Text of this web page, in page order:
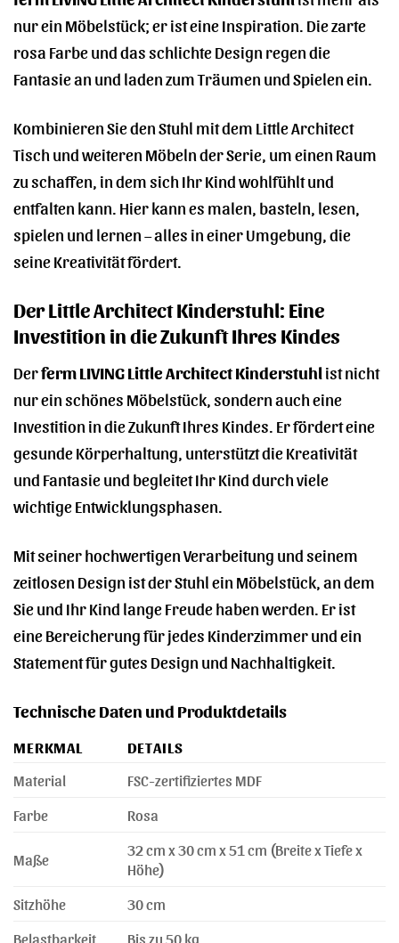
nur ein Möbelstück; er ist eine Inspiration. Die zarte
rosa Farbe und das schlichte Design regen die
Fantasie an und laden zum Träumen und Spielen ein.
Kombinieren Sie den Stuhl mit dem Little Architect
Tisch und weiteren Möbeln der Serie, um einen Raum
zu schaffen, in dem sich Ihr Kind wohlfühlt und
entfalten kann. Hier kann es malen, basteln, lesen,
spielen und lernen – alles in einer Umgebung, die
seine Kreativität fördert.
Der Little Architect Kinderstuhl: Eine
Investition in die Zukunft Ihres Kindes
Derferm LIVING Little Architect Kinderstuhl ist nicht
nur ein schönes Möbelstück, sondern auch eine
Investition in die Zukunft Ihres Kindes. Er fördert eine
gesunde Körperhaltung, unterstützt die Kreativität
und Fantasie und begleitet Ihr Kind durch viele
wichtige Entwicklungsphasen.
Mit seiner hochwertigen Verarbeitung und seinem
zeitlosen Design ist der Stuhl ein Möbelstück, an dem
Sie und Ihr Kind lange Freude haben werden. Er ist
eine Bereicherung für jedes Kinderzimmer und ein
Statement für gutes Design und Nachhaltigkeit.
Technische Daten und Produktdetails
MERKMAL
DETAILS
Material
FSC-zertifiziertes MDF
Farbe
Rosa
Maße
32 cm x 30 cm x 51 cm (Breite x Tiefe x
Höhe)
Sitzhöhe
30 cm
Belastbarkeit
Bis zu 50 kg